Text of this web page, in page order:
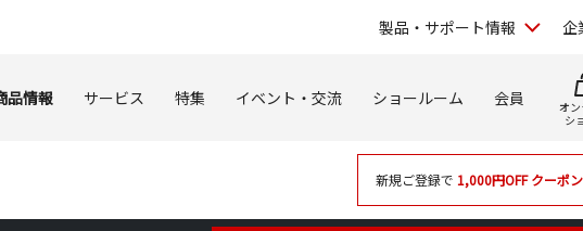
製品・サポート情報 企
品情報 サービス 特集 イベント・交流 ショールーム 会員
オ
シ
新規ご登録で 1,000円OFFクーポ